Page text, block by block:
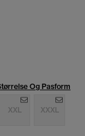
Og Pasform
XXL XXXL